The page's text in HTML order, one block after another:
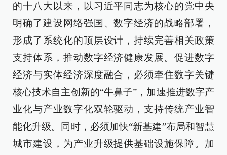
的十八大以来，以习近平同志为核心的党中央
明确了建设网络强国、数字经济的战略部署，
形成了系统化的顶层设计，持续完善相关政策
支持体系，推动数字经济健康发展。促进数字
经济与实体经济深度融合，必须牵住数字关键
核心技术自主创新的“牛鼻子”，加速推进数字产
业化与产业数字化双轮驱动，支持传统产业智
能化升级。同时，必须加快“新基建”布局和智慧
城市建设，为产业升级提供基础设施保障。加